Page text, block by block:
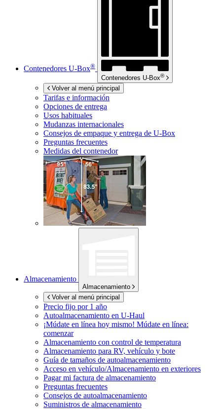
Contenedores U-Box®
Contenedores U-Box®
Volver al menú principal
Tarifas e información
Opciones de entrega
Usos habituales
Mudanzas internacionales
Consejos de empaque y entrega de U-Box
Preguntas frecuentes
Medidas del contenedor
Almacenamiento
Almacenamiento
Volver al menú principal
Precio fijo por 1 año
Autoalmacenamiento en U-Haul
¡Múdate en línea hoy mismo! Múdate en línea:
comenzar
Almacenamiento con control de temperatura
Almacenamiento para RV, vehículo y bote
Guía de tamaños de autoalmacenamiento
Acceso en vehículo/Almacenamiento en exteriores
Pagar mi factura de almacenamiento
Preguntas frecuentes
Consejos de autoalmacenamiento
Suministros de almacenamiento